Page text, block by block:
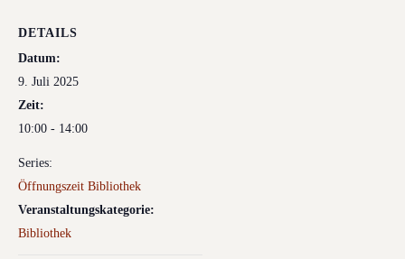
DETAILS
Datum:
9. Juli 2025
Zeit:
10:00 - 14:00
Series:
Öffnungszeit Bibliothek
Veranstaltungskategorie:
Bibliothek